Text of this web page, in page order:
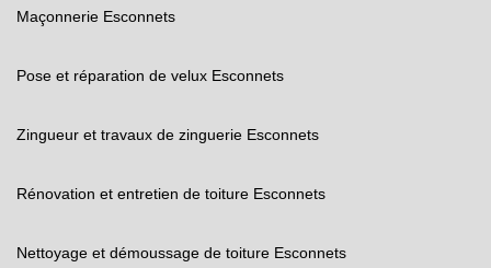
Maçonnerie Esconnets
Pose et réparation de velux Esconnets
Zingueur et travaux de zinguerie Esconnets
Rénovation et entretien de toiture Esconnets
Nettoyage et démoussage de toiture Esconnets